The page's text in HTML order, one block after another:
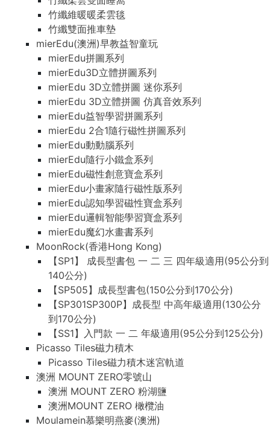
竹纖維暖暖柔雲毯
竹纖雙面推車墊
mierEdu(澳洲)早教益智童玩
mierEdu拼圖系列
mierEdu3D立體拼圖系列
mierEdu 3D立體拼圖 迷你系列
mierEdu 3D立體拼圖 仿真音效系列
mierEdu益智學習拼圖系列
mierEdu 2合1隨行磁性拼圖系列
mierEdu動動腦系列
mierEdu隨行小鐵盒系列
mierEdu磁性創意寶盒系列
mierEdu小畫家隨行磁性版系列
mierEdu認知學習磁性寶盒系列
mierEdu邏輯智能學習寶盒系列
mierEdu魔幻水畫書系列
MoonRock(香港Hong Kong)
【SP1】 成長型書包 一 二 三 四年級適用(95公分到
140公分)
【SP505】成長型書包(150公分到170公分)
【SP301SP300P】成長型 中高年級適用(130公分
到170公分)
【SS1】入門款 一 二 年級適用(95公分到125公分)
Picasso Tiles磁力積木
Picasso Tiles磁力積木迷宮軌道
澳洲 MOUNT ZERO零號山
澳洲 MOUNT ZERO 粉湖鹽
澳洲MOUNT ZERO 橄欖油
Moulamein慕樂明燕麥(澳洲)